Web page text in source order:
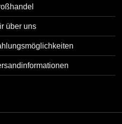
über uns